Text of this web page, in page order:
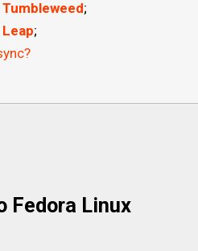
Tumbleweed;
Leap;
Fedora Linux